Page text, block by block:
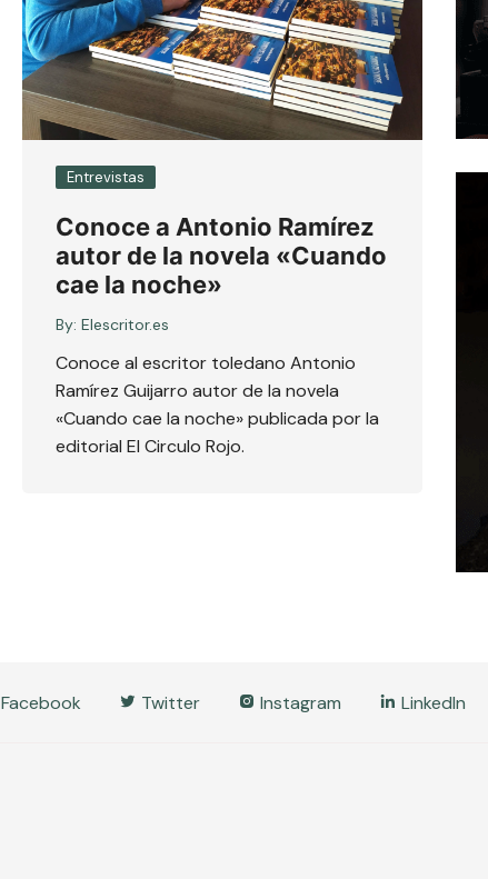
Entrevistas
Conoce a Antonio Ramírez
autor de la novela «Cuando
cae la noche»
By: Elescritor.es
Conoce al escritor toledano Antonio
Ramírez Guijarro autor de la novela
«Cuando cae la noche» publicada por la
editorial El Circulo Rojo.
Facebook Twitter Instagram LinkedIn